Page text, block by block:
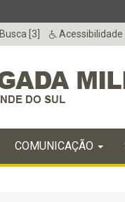
Busca [3] Acessibilidade
COMUNICAÇÃO